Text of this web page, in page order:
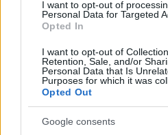
I want to opt-out of
Personal Data for Targeted
Opted In
I want to opt-out of
Retention, Sale, and/or
Personal Data that Is
Purposes for which it was
Opted Out
Google consents
Országos hírek
évre